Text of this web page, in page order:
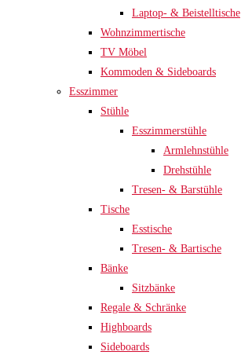
Laptop- & Beistelltische
Wohnzimmertische
TV Möbel
Kommoden & Sideboards
Esszimmer
Stühle
Esszimmerstühle
Armlehnstühle
Drehstühle
Tresen- & Barstühle
Tische
Esstische
Tresen- & Bartische
Bänke
Sitzbänke
Regale & Schränke
Highboards
Sideboards